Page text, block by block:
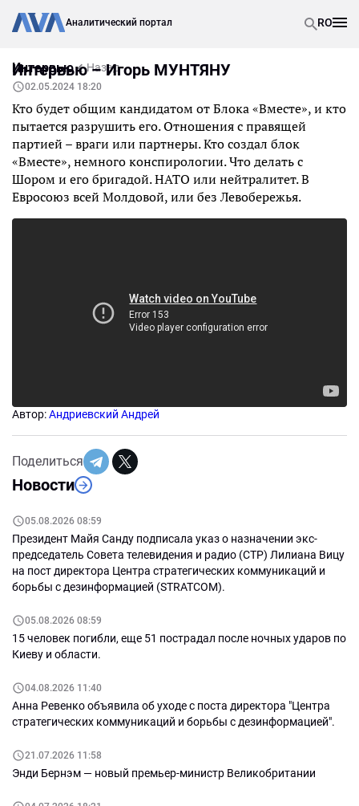
Аналитический портал RO
Интервью Назад
Новости
05.08.2026 08:59
Президент Майя Санду подписала указ о назначении экс-
председатель Совета телевидения и радио (СТР) Лилиана Вицу
на пост директора Центра стратегических коммуникаций и
борьбы с дезинформацией (STRATCOM).
05.08.2026 08:59
15 человек погибли, еще 51 пострадал после ночных ударов по
Киеву и области.
04.08.2026 11:40
Анна Ревенко объявила об уходе с поста директора "Центра
стратегических коммуникаций и борьбы с дезинформацией".
21.07.2026 11:58
Энди Бернэм — новый премьер-министр Великобритании
Интервью – Игорь МУНТЯНУ
02.05.2024 18:20
Кто будет общим кандидатом от Блока «Вместе», и кто
пытается разрушить его. Отношения с правящей
партией – враги или партнеры. Кто создал блок
«Вместе», немного конспирологии. Что делать с
Шором и его бригадой. НАТО или нейтралитет. В
Евросоюз всей Молдовой, или без Левобережья.
Автор:Андриевский Андрей
Поделиться